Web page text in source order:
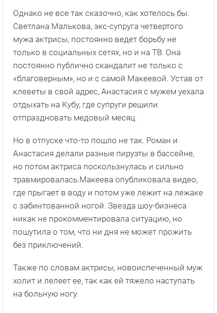
Однако не все так сказочно, как хотелось бы.
Светлана Малькова, экс-супруга четвертого
мужа актрисы, постоянно ведет борьбу не
только в социальных сетях, но и на ТВ. Она
постоянно публично скандалит не только с
«благоверным», но и с самой Макеевой. Устав от
клеветы в свой адрес, Анастасия с мужем уехала
отдыхать на Кубу, где супруги решили
отпраздновать медовый месяц.
Но в отпуске что-то пошло не так. Роман и
Анастасия делали разные пируэты в бассейне,
но потом актриса поскользнулась и сильно
травмировалась.Макеева опубликовала видео,
где прыгает в воду и потом уже лежит на лежаке
с забинтованной ногой. Звезда шоу-бизнеса
никак не прокомментировала ситуацию, но
пошутила о том, что ни дня не может прожить
без приключений.
Также по словам актрисы, новоиспеченный муж
холит и лелеет ее, так как ей тяжело наступать
на больную ногу.